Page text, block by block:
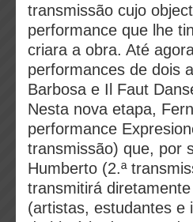
transmissão cujo
performance que lhe
criara a obra. Até
performances de dois
Barbosa e Il Faut
Nesta nova etapa,
performance
transmissão) que, por
Humberto (2.ª
transmitirá
(artistas, estudantes e